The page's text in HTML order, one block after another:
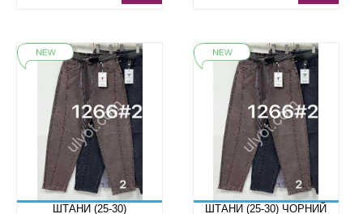
ШТАНИ (25-30)
ШТАНИ (25-30) ЧОРНИЙ